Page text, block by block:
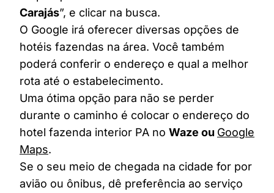
Carajás”, e clicar na busca.
O Google irá oferecer diversas opções de
hotéis fazendas na área. Você também
poderá conferir o endereço e qual a melhor
rota até o estabelecimento.
Uma ótima opção para não se perder
durante o caminho é colocar o endereço do
hotel fazenda interior PA no Waze ou Google
Maps.
Se o seu meio de chegada na cidade for por
avião ou ônibus, dê preferência ao serviço